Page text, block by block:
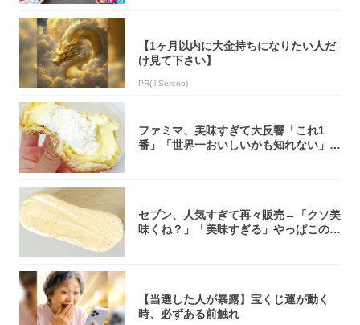
【1ヶ月以内に大金持ちになりたい人だ
け見て下さい】
PR(Il Sereno)
ファミマ、美味すぎて大反響「これ1
番」「世界一おいしいかも知れない」
セブン、人気すぎて再々販売→「クソ美
味くね？」「美味すぎる」やっぱこのク
【当選した人が暴露】宝くじ運が動く
時、必ずある前触れ